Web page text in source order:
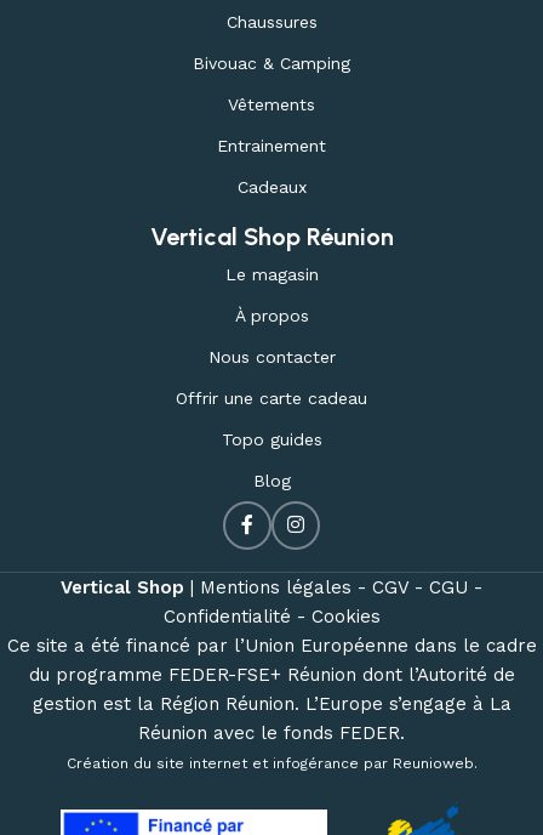
Chaussures
Bivouac & Camping
Vêtements
Entrainement
Cadeaux
Vertical Shop Réunion
Le magasin
À propos
Nous contacter
Offrir une carte cadeau
Topo guides
Blog
Vertical Shop Mentions légales - CGV - CGU -
Confidentialité - Cookies
Ce site a été financé par l’Union Européenne dans le cadre
du programme FEDER-FSE+ Réunion dont l’Autorité de
gestion est la Région Réunion. L’Europe s’engage à La
Réunion avec le fonds FEDER.
Création du site internet et infogérance par Reunioweb.